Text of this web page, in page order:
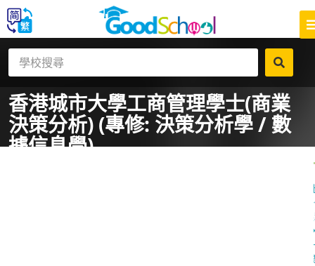
香港城市大學工商管理學士(商業
決策分析) (專修: 決策分析學 / 數
據信息學)